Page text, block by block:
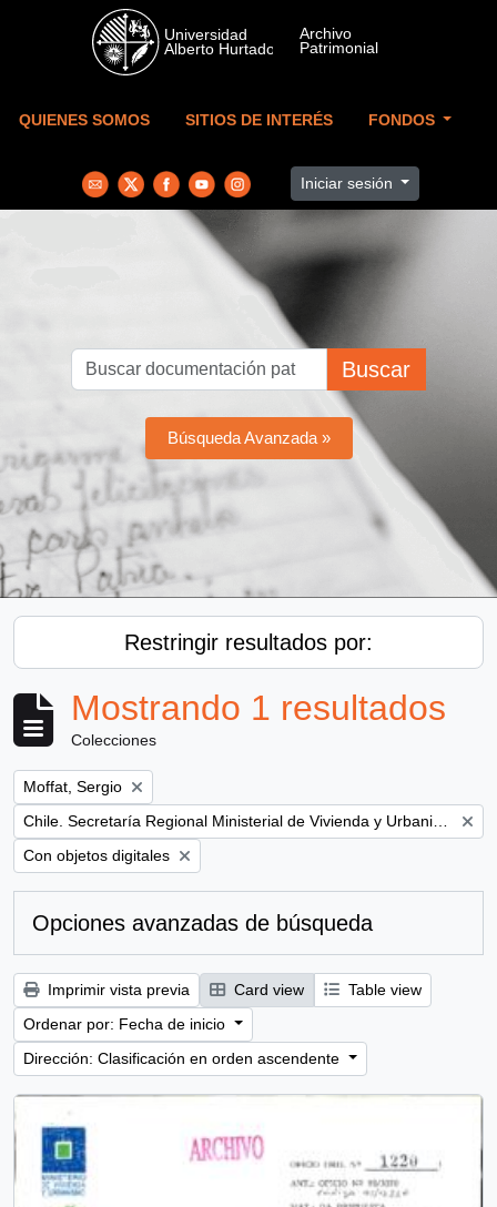
Skip to main content
QUIENES SOMOS SITIOS DE INTERÉS FONDOS
Iniciar sesión
Buscar
Búsqueda Avanzada »
Restringir resultados por:
Mostrando 1 resultados
Colecciones
Remove filter:
Moffat, Sergio
Remove filter:
Remove filter:
Con objetos digitales
Opciones avanzadas de búsqueda
Imprimir vista previa Card view
Table view
Ordenar por: Fecha de inicio
Dirección: Clasificación en orden ascendente